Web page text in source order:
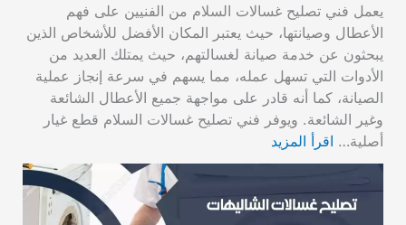
يعمل فني تصليح غسالات السلام من الفنيين على فهم
الأعطال وصيانتها، حيث يعتبر المكان الأفضل للأشخاص الذين
يبحثون عن خدمة صيانة لغسالتهم، حيث يمتلك العديد من
الأدوات التي تسهل عمله، مما يسهم في سرعة إنجاز عملية
الصيانة، كما أنه قادر على مواجهة جميع الأعطال الشائعة
وغير الشائعة. ويوفر فني تصليح غسالات السلام قطع غيار
أصلية… اقرأ المزيد